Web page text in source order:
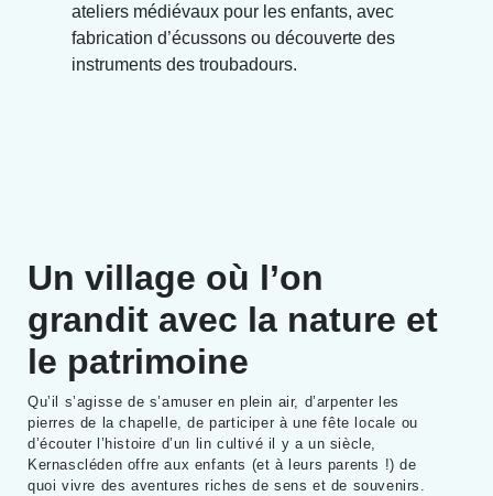
ateliers médiévaux pour les enfants, avec
fabrication d’écussons ou découverte des
instruments des troubadours.
Un village où l’on
grandit avec la nature et
le patrimoine
Qu’il s’agisse de s’amuser en plein air, d’arpenter les
pierres de la chapelle, de participer à une fête locale ou
d’écouter l’histoire d’un lin cultivé il y a un siècle,
Kernascléden offre aux enfants (et à leurs parents !) de
quoi vivre des aventures riches de sens et de souvenirs.